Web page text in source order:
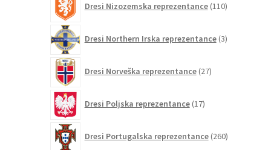
Dresi Nizozemska reprezentance 110izdelkov
Dresi Northern Irska reprezentance 3izdelki
Dresi Norveška reprezentance 27izdelkov
Dresi Poljska reprezentance 17izdelkov
Dresi Portugalska reprezentance 260izdelkov